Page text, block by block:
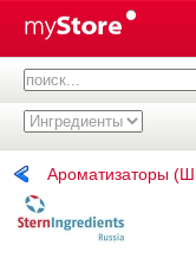
Ароматизаторы